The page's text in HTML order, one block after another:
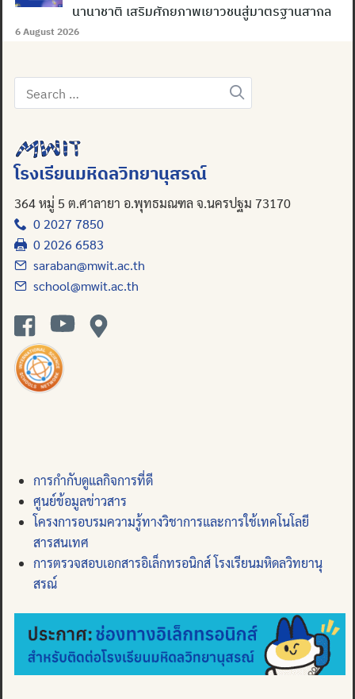
นานาชาติ เสริมศักยภาพเยาวชนสู่มาตรฐานสากล
6 August 2026
Search
for:
โรงเรียนมหิดลวิทยานุสรณ์
364 หมู่ 5 ต.ศาลายา อ.พุทธมณฑล จ.นครปฐม 73170
0 2027 7850
0 2026 6583
saraban@mwit.ac.th
school@mwit.ac.th
การกำกับดูแลกิจการที่ดี
ศูนย์ข้อมูลข่าวสาร
โครงการอบรมความรู้ทางวิชาการและการใช้เทคโนโลยี
สารสนเทศ
การตรวจสอบเอกสารอิเล็กทรอนิกส์ โรงเรียนมหิดลวิทยานุ
สรณ์